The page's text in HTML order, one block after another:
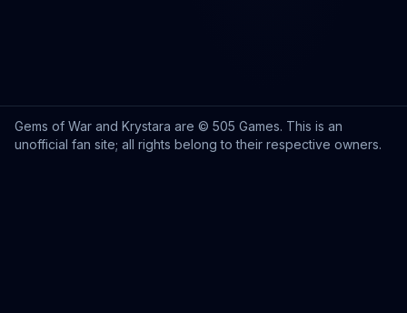
Gems of War and Krystara are © 505 Games. This is an
unofficial fan site; all rights belong to their respective owners.